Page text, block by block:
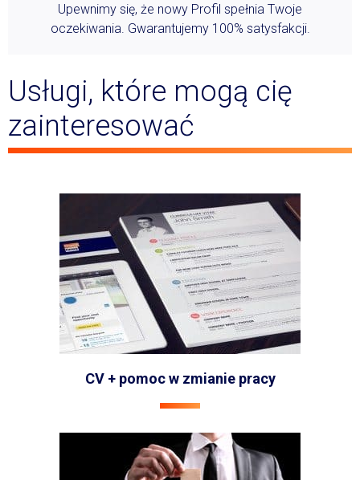
Upewnimy się, że nowy Profil spełnia Twoje
oczekiwania. Gwarantujemy 100% satysfakcji.
Usługi, które mogą cię
zainteresować
CV + pomoc w zmianie pracy